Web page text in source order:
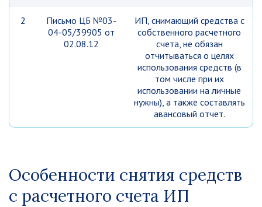
2
Письмо ЦБ №03-
04-05/39905 от
02.08.12
ИП, снимающий средства с
собственного расчетного
счета, не обязан
отчитываться о целях
использования средств (в
том числе при их
использовании на личные
нужны), а также составлять
авансовый отчет.
Особенности снятия средств
с расчетного счета ИП